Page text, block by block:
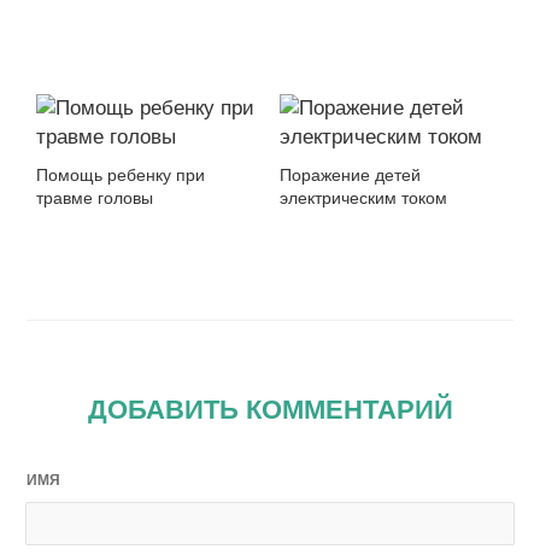
Помощь ребенку при
травме головы
Поражение детей
электрическим током
ДОБАВИТЬ КОММЕНТАРИЙ
ИМЯ